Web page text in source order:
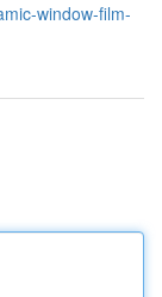
window-film-